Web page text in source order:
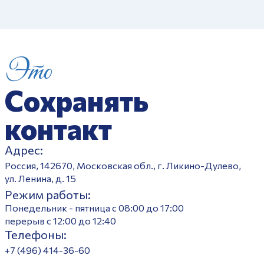
Это
Сохранять
контакт
Адрес:
Россия, 142670, Московская обл., г. Ликино-Дулево,
ул. Ленина, д. 15
Режим работы:
Понедельник - пятница с 08:00 до 17:00
перерыв с 12:00 до 12:40
Телефоны:
+7 (496) 414-36-60